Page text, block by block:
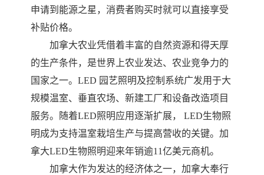
申请到能源之星，消费者购买时就可以直接享受
补贴价格。
加拿大农业凭借着丰富的自然资源和得天厚
的生产条件，是世界上农业发达、农业竞争力的
国家之一。 LED 园艺照明及控制系统广发用于大
规模温室、垂直农场、新建工厂和设备改造项目
服务。
随着LED照明应用逐渐扩展， LED生物照
明成为支持温室栽培生产与提高营收的关键。加
拿大LED生物照明迎来年销逾11亿美元商机。
加拿大作为发达的经济体之一，加拿大奉行